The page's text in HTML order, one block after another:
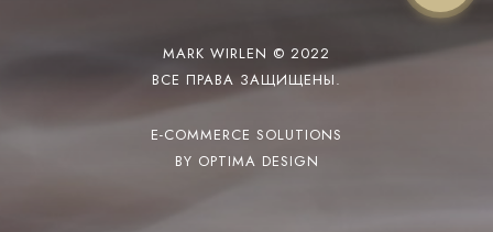
MARK WIRLEN © 2022
ВСЕ ПРАВА ЗАЩИЩЕНЫ.
E-COMMERCE SOLUTIONS
BY OPTIMA DESIGN